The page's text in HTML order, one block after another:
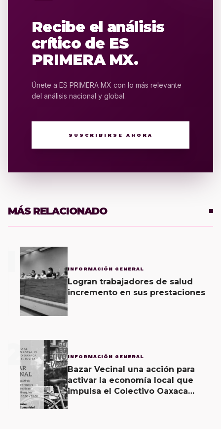
Recibe el análisis
crítico de ES
PRIMERA MX.
Únete a ES PRIMERA MX con lo más relevante
del análisis nacional y global.
SUSCRIBIRSE AHORA
MÁS RELACIONADO
INFORMACIÓN GENERAL
Logran trabajadores de salud
incremento en sus prestaciones
2 INFORMACIÓN GENERAL
Bazar Vecinal una acción para
activar la economía local que
impulsa el Colectivo Oaxaca